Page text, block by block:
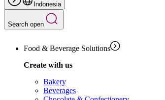
Indonesia
Search open
Food & Beverage Solutions
Create with us
Bakery
Beverages